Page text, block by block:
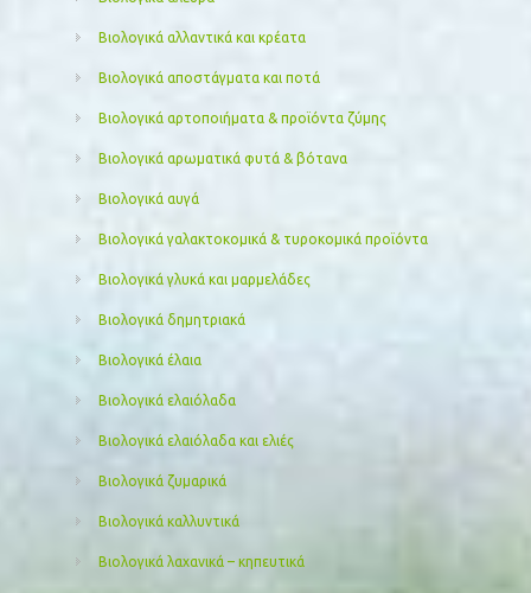
Βιολογικά αλλαντικά και κρέατα
Βιολογικά αποστάγματα και ποτά
Βιολογικά αρτοποιήματα & προϊόντα ζύμης
Βιολογικά αρωματικά φυτά & βότανα
Βιολογικά αυγά
Βιολογικά γαλακτοκομικά & τυροκομικά προϊόντα
Βιολογικά γλυκά και μαρμελάδες
Βιολογικά δημητριακά
Βιολογικά έλαια
Βιολογικά ελαιόλαδα
Βιολογικά ελαιόλαδα και ελιές
Βιολογικά ζυμαρικά
Βιολογικά καλλυντικά
Βιολογικά λαχανικά – κηπευτικά